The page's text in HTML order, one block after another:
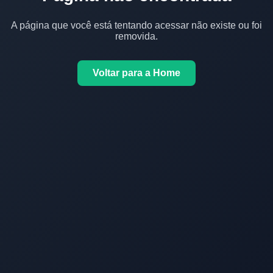
A página que você está tentando acessar não existe ou foi
removida.
Voltar para a Home